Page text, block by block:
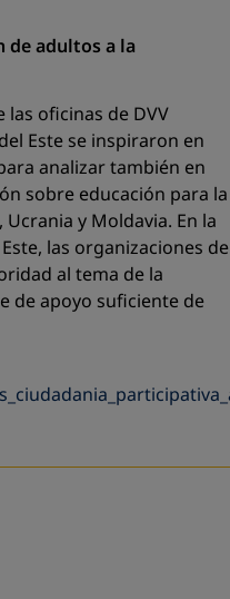
de adultos a la
las oficinas de DVV
Este se inspiraron en
analizar también en
sobre educación para la
y Moldavia. En la
las organizaciones de
al tema de la
de apoyo suficiente de